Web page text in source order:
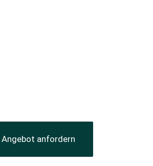
Angebot anfordern